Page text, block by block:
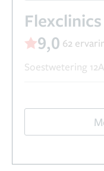
Flexclinics
9,0 62
Soestwetering